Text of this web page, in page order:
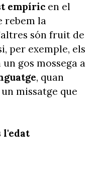
empíricen el
rebem la
són fruit de
per exemple, els
gos mossega a
, quan
missatge que
l'edat